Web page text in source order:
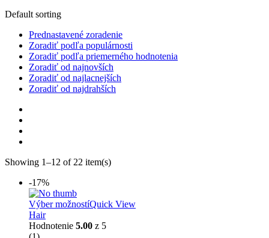
Default sorting
Prednastavené zoradenie
Zoradiť podľa populárnosti
Zoradiť podľa priemerného hodnotenia
Zoradiť od najnovších
Zoradiť od najlacnejších
Zoradiť od najdrahších
Showing 1–12 of 22 item(s)
-17%
Výber možnostíQuick View
Hair
Hodnotenie 5.00 z 5